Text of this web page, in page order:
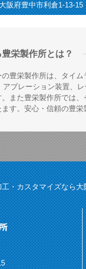
阪府豊中市利倉1-13-
栄製作所とは？
豊栄製作所は、タイ
ブレーション装置、
また豊栄製作所では
す。安心・信頼の豊栄
・カスタマイズなら